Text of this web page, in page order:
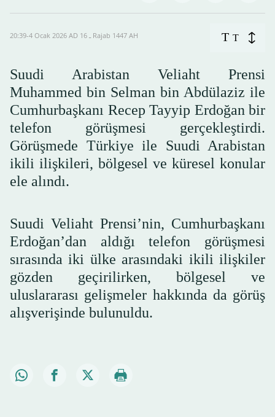
20:39-4 Ocak 2026 AD ـ 16 Rajab 1447 AH T T
Suudi Arabistan Veliaht Prensi
Muhammed bin Selman bin Abdülaziz ile
Cumhurbaşkanı Recep Tayyip Erdoğan bir
telefon görüşmesi gerçekleştirdi.
Görüşmede Türkiye ile Suudi Arabistan
ikili ilişkileri, bölgesel ve küresel konular
ele alındı.
Suudi Veliaht Prensi’nin, Cumhurbaşkanı
Erdoğan’dan aldığı telefon görüşmesi
sırasında iki ülke arasındaki ikili ilişkiler
gözden geçirilirken, bölgesel ve
uluslararası gelişmeler hakkında da görüş
alışverişinde bulunuldu.